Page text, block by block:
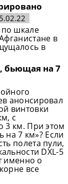
по шкале
в
в
бьющая на 7
анонсировал
винтовки
с
3 км. При этом
на 7 км»? Если
полета пули,
DXL-5
именно о
все